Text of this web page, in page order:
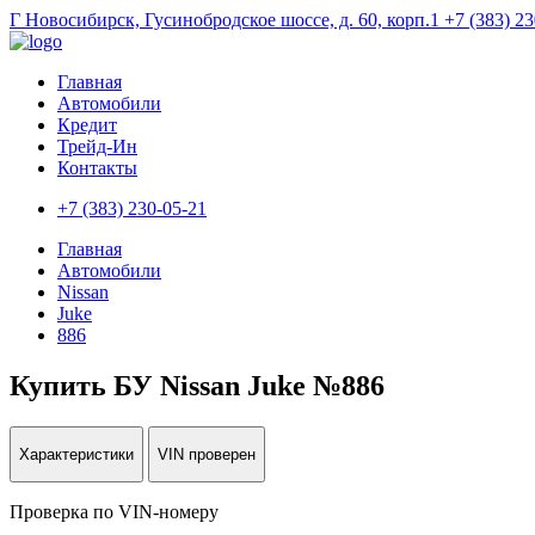
Г Новосибирск, Гусинобродское шоссе, д. 60, корп.1 +7 (383)
Главная
Автомобили
Кредит
Трейд-Ин
Контакты
+7 (383) 230-05-21
Главная
Автомобили
Nissan
Juke
886
Купить БУ Nissan Juke №886
Характеристики VIN проверен
Проверка по VIN-номеру